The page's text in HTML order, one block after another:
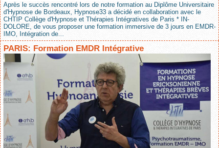
Après le succès rencontré lors de notre formation au Diplôme Universitaire
d'Hypnose de Bordeaux, Hypnose33 a décidé en collaboration avec le
CHTIP Collège d'Hypnose et Thérapies Intégratives de Paris * IN-
DOLORE, de vous proposer une formation immersive de 3 jours en EMDR-
IMO, Intégration de...
PARIS: Formation EMDR Intégrative